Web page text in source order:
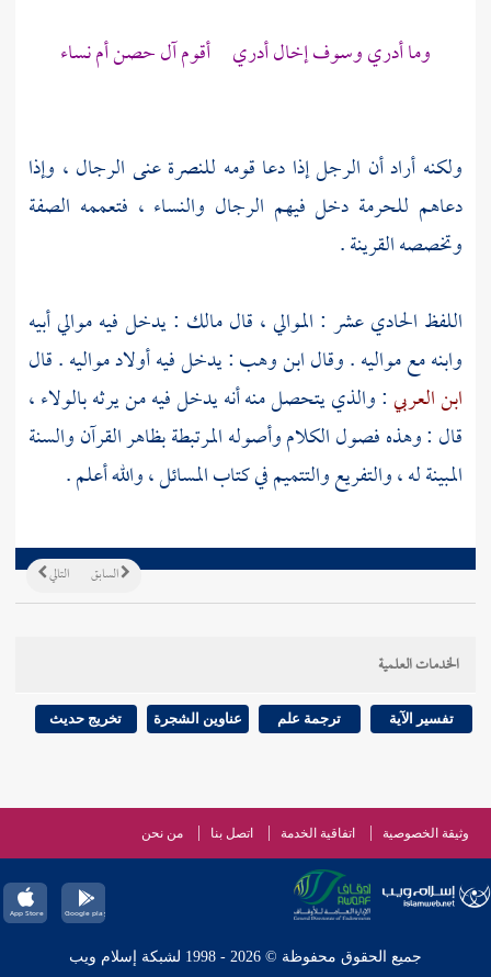
وما أدري وسوف إخال أدري أقوم آل حصن أم نساء
ولكنه أراد أن الرجل إذا دعا قومه للنصرة عنى الرجال ، وإذا
دعاهم للحرمة دخل فيهم الرجال والنساء ، فتعممه الصفة
وتخصصه القرينة .
اللفظ الحادي عشر : الموالي ، قالمالك : يدخل فيه موالي أبيه
وابنه مع مواليه . وقالابن وهب: يدخل فيه أولاد مواليه . قال
ابن العربي: والذي يتحصل منه أنه يدخل فيه من يرثه بالولاء ،
قال : وهذه فصول الكلام وأصوله المرتبطة بظاهر القرآن والسنة
المبينة له ، والتفريع والتتميم في كتاب المسائل ، والله أعلم .
التالي السابق
الخدمات العلمية
تفسير الآية ترجمة علم عناوين الشجرة تخريج حديث
وثيقة الخصوصية اتفاقية الخدمة اتصل بنا من نحن
جميع الحقوق محفوظة © 2026 - 1998 لشبكة إسلام ويب